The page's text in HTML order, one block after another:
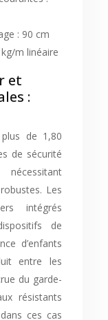
: 90 cm
m linéaire
et
:
de 1,80
de sécurité
Les
intégrés
de
d’enfants
entre les
du garde-
résistants
ces cas